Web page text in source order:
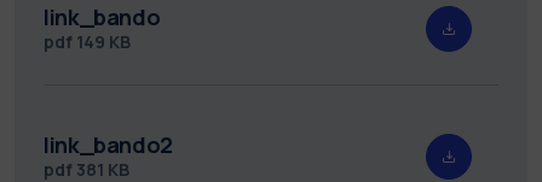
link_bando
pdf 149 KB
link_bando2
pdf 381 KB